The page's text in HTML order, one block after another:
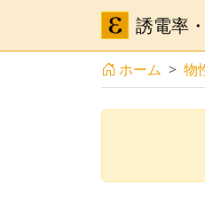
誘電率
ホーム 物